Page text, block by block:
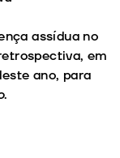
assídua no
em
ano, para
.